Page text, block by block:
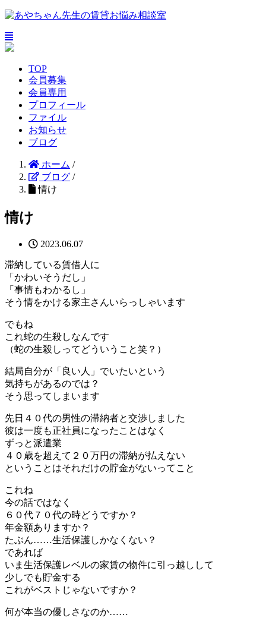
TOP
会員募集
会員専用
プロフィール
ファイル
お知らせ
ブログ
ホーム /
ブログ /
情け
情け
2023.06.07
滞納している賃借人に
「かわいそうだし」
「事情もわかるし」
そう情をかける家主さんいらっしゃいます
でもね
これ蛇の生殺しなんです
（蛇の生殺しってどういうこと笑？）
結局自分が「良い人」でいたいという
気持ちがあるのでは？
そう思ってしまいます
先日４０代の男性の滞納者と交渉しました
彼は一度も正社員になったことはなく
ずっと派遣業
４０歳を超えて２０万円の滞納が払えない
ということはそれだけの貯金がないってこと
これね
今の話ではなく
６０代７０代の時どうですか？
年金額ありますか？
たぶん……生活保護しかなくない？
であれば
いま生活保護レベルの家賃の物件に引っ越しして
少しでも貯金する
これがベストじゃないですか？
何が本当の優しさなのか……